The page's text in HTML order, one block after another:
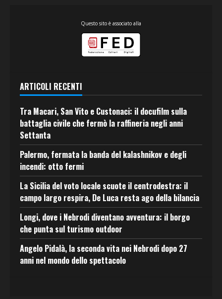
Questo sito è associato alla
ARTICOLI RECENTI
Tra Macari, San Vito e Custonaci: il docufilm sulla
battaglia civile che fermò la raffineria negli anni
Settanta
Palermo, fermata la banda del kalashnikov e degli
incendi: otto fermi
La Sicilia del voto locale scuote il centrodestra: il
campo largo respira, De Luca resta ago della bilancia
Longi, dove i Nebrodi diventano avventura: il borgo
che punta sul turismo outdoor
Angelo Pidalà, la seconda vita nei Nebrodi dopo 27
anni nel mondo dello spettacolo